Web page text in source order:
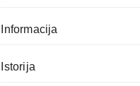
Informacija
Istorija